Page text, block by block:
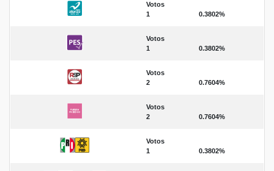
Votos
1
0.3802%
Votos
1
0.3802%
Votos
2
0.7604%
Votos
2
0.7604%
Votos
1
0.3802%